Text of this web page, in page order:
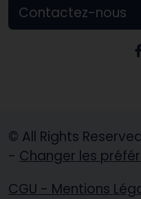
Contactez-nous
© All Rights
- Changer les
CGU - Mentions